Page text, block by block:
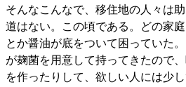
そんなこんなで、移住地の人々は
道はない。この頃である。どの家
とか醤油が底をついて困っていた
が麹菌を用意して持ってきたので
を作ったりして、欲しい人には少